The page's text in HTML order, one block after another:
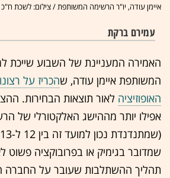
איימן עודה, יו"ר הרשימה המשותפת / צילום: לשכת ח"כ
עמירם ברקת
האמירה המעניינת של השבוע שייכת
המשותפת איימן עודה, שהכריז על
האופוזיציה לאור תוצאות הבחירות.
אפילו יותר מההישג האלקטורלי של
שמדובר בגימיק או בפרובוקציה פשוט
תהליך ההשתלבות שעובר על החברה